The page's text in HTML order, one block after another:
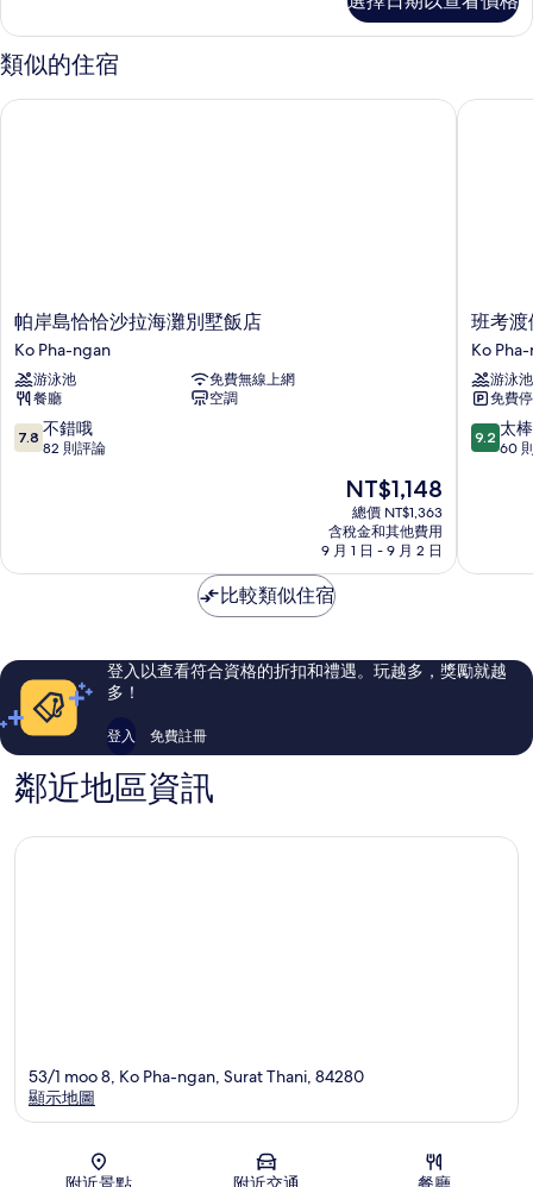
景
觀
的
所
三
人
房,
園
類似的住宿
帕
岸
島
恰
恰
沙
拉
店
帕岸島恰恰沙拉海灘別墅飯店
Ko Pha-ngan
游泳池
免費無線上網
餐廳
空調
7.8
分，
錯
評
論
7.8 不錯哦
82 則評論
現
在
價
格
為
NT$1,148
總價 NT$1,363
含稅金和其他費用
9 月 1 日 - 9 月 2 日
帕岸島恰恰沙拉海灘別墅飯店
班
考
渡
假
村
Ko
Pha-
班考渡
Ko
游泳池
免費
9.2
分，
棒
評
論
9.2 太
60
班考渡
比較類似住宿
登入以查看符合資格的折扣和禮遇。玩越多，獎勵就越
多！
登入 免費註冊
鄰近地區資訊
地圖
53/1 moo 8, Ko Pha-ngan, Surat Thani, 84280
顯示地圖